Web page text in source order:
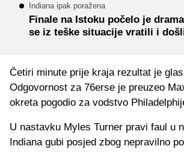
Indiana ipak poražena
Finale na Istoku počelo je
se iz teške situacije vratili i
Četiri minute prije kraja rezultat je
Odgovornost za 76erse je preuzeo
okreta pogodio za vodstvo
U nastavku Myles Turner pravi faul u
Indiana gubi posjed zbog nepravilno